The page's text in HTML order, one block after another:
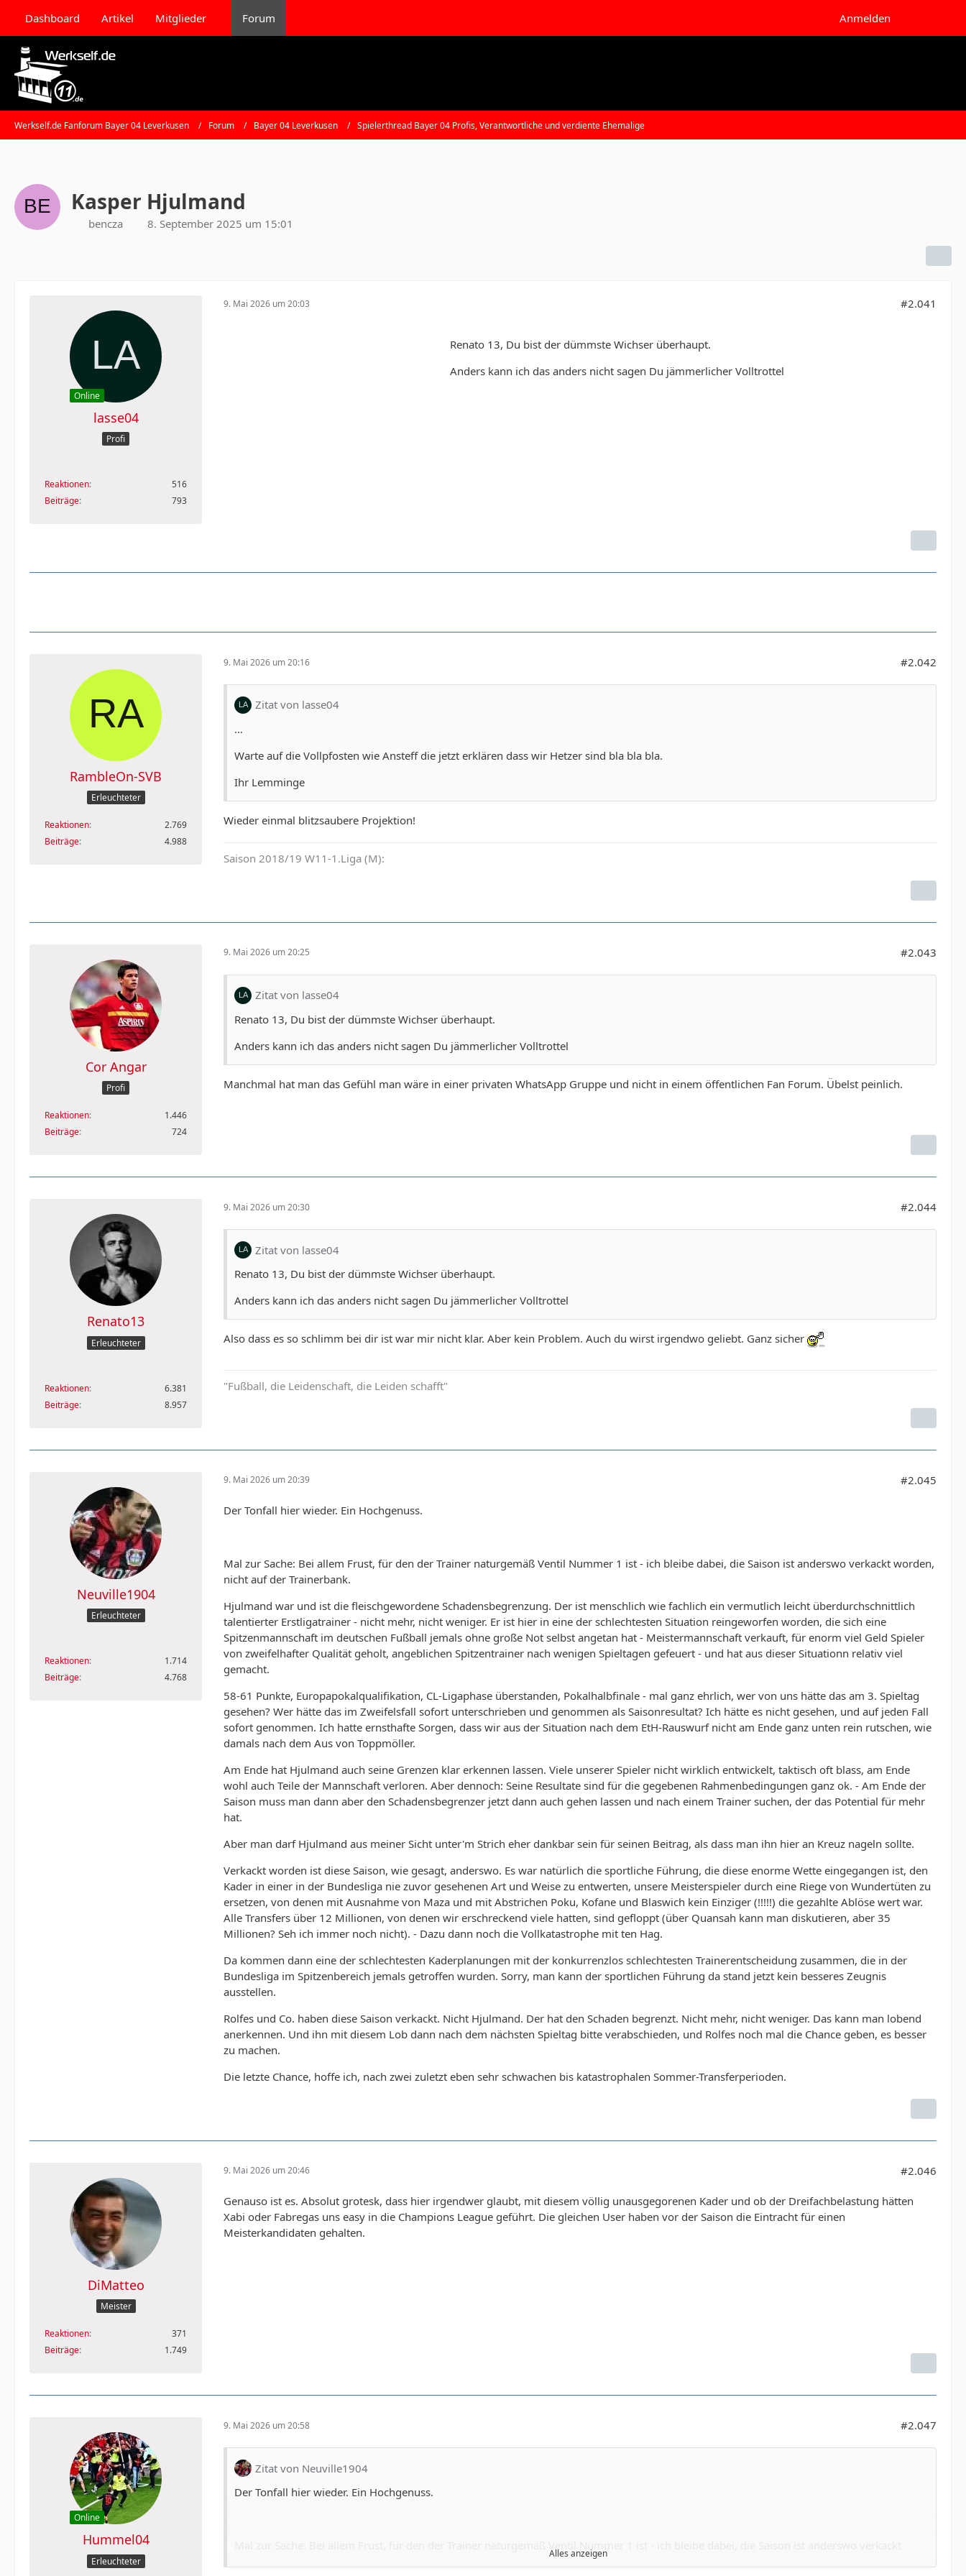
Dashboard Artikel Mitglieder Forum Anmelden
Werkself.de Fanforum Bayer 04 Leverkusen Forum Bayer 04 Leverkusen Spielerthread Bayer 04 Profis, Verantwortliche und verdiente Ehemalige
Kasper Hjulmand
bencza 8. September 2025 um 15:01
Online
lasse04
Profi
Reaktionen
516
Beiträge
793
9. Mai 2026 um 20:03 #2.041
Renato 13, Du bist der dümmste Wichser überhaupt.
Anders kann ich das anders nicht sagen Du jämmerlicher Volltrottel
RambleOn-SVB
Erleuchteter
Reaktionen
2.769
Beiträge
4.988
9. Mai 2026 um 20:16 #2.042
Zitat von lasse04
…
Warte auf die Vollpfosten wie Ansteff die jetzt erklären dass wir Hetzer sind bla bla bla.
Ihr Lemminge
Wieder einmal blitzsaubere Projektion!
Saison 2018/19 W11-1.Liga (M):
Cor Angar
Profi
Reaktionen
1.446
Beiträge
724
9. Mai 2026 um 20:25 #2.043
Zitat von lasse04
Renato 13, Du bist der dümmste Wichser überhaupt.
Anders kann ich das anders nicht sagen Du jämmerlicher Volltrottel
Manchmal hat man das Gefühl man wäre in einer privaten WhatsApp Gruppe und nicht in einem öffentlichen Fan Forum. Übelst peinlich.
Renato13
Erleuchteter
Reaktionen
6.381
Beiträge
8.957
9. Mai 2026 um 20:30 #2.044
Zitat von lasse04
Renato 13, Du bist der dümmste Wichser überhaupt.
Anders kann ich das anders nicht sagen Du jämmerlicher Volltrottel
Also dass es so schlimm bei dir ist war mir nicht klar. Aber kein Problem. Auch du wirst irgendwo geliebt. Ganz sicher
"Fußball, die Leidenschaft, die Leiden schafft"
Neuville1904
Erleuchteter
Reaktionen
1.714
Beiträge
4.768
9. Mai 2026 um 20:39 #2.045
Der Tonfall hier wieder. Ein Hochgenuss.
Mal zur Sache: Bei allem Frust, für den der Trainer naturgemäß Ventil Nummer 1 ist - ich bleibe dabei, die Saison ist anderswo verkackt worden,
nicht auf der Trainerbank.
Hjulmand war und ist die fleischgewordene Schadensbegrenzung. Der ist menschlich wie fachlich ein vermutlich leicht überdurchschnittlich
talentierter Erstligatrainer - nicht mehr, nicht weniger. Er ist hier in eine der schlechtesten Situation reingeworfen worden, die sich eine
Spitzenmannschaft im deutschen Fußball jemals ohne große Not selbst angetan hat - Meistermannschaft verkauft, für enorm viel Geld Spieler
von zweifelhafter Qualität geholt, angeblichen Spitzentrainer nach wenigen Spieltagen gefeuert - und hat aus dieser Situationn relativ viel
gemacht.
58-61 Punkte, Europapokalqualifikation, CL-Ligaphase überstanden, Pokalhalbfinale - mal ganz ehrlich, wer von uns hätte das am 3. Spieltag
gesehen? Wer hätte das im Zweifelsfall sofort unterschrieben und genommen als Saisonresultat? Ich hätte es nicht gesehen, und auf jeden Fall
sofort genommen. Ich hatte ernsthafte Sorgen, dass wir aus der Situation nach dem EtH-Rauswurf nicht am Ende ganz unten rein rutschen, wie
damals nach dem Aus von Toppmöller.
Am Ende hat Hjulmand auch seine Grenzen klar erkennen lassen. Viele unserer Spieler nicht wirklich entwickelt, taktisch oft blass, am Ende
wohl auch Teile der Mannschaft verloren. Aber dennoch: Seine Resultate sind für die gegebenen Rahmenbedingungen ganz ok. - Am Ende der
Saison muss man dann aber den Schadensbegrenzer jetzt dann auch gehen lassen und nach einem Trainer suchen, der das Potential für mehr
hat.
Aber man darf Hjulmand aus meiner Sicht unter'm Strich eher dankbar sein für seinen Beitrag, als dass man ihn hier an Kreuz nageln sollte.
Verkackt worden ist diese Saison, wie gesagt, anderswo. Es war natürlich die sportliche Führung, die diese enorme Wette eingegangen ist, den
Kader in einer in der Bundesliga nie zuvor gesehenen Art und Weise zu entwerten, unsere Meisterspieler durch eine Riege von Wundertüten zu
ersetzen, von denen mit Ausnahme von Maza und mit Abstrichen Poku, Kofane und Blaswich kein Einziger (!!!!!) die gezahlte Ablöse wert war.
Alle Transfers über 12 Millionen, von denen wir erschreckend viele hatten, sind gefloppt (über Quansah kann man diskutieren, aber 35
Millionen? Seh ich immer noch nicht). - Dazu dann noch die Vollkatastrophe mit ten Hag.
Da kommen dann eine der schlechtesten Kaderplanungen mit der konkurrenzlos schlechtesten Trainerentscheidung zusammen, die in der
Bundesliga im Spitzenbereich jemals getroffen wurden. Sorry, man kann der sportlichen Führung da stand jetzt kein besseres Zeugnis
ausstellen.
Rolfes und Co. haben diese Saison verkackt. Nicht Hjulmand. Der hat den Schaden begrenzt. Nicht mehr, nicht weniger. Das kann man lobend
anerkennen. Und ihn mit diesem Lob dann nach dem nächsten Spieltag bitte verabschieden, und Rolfes noch mal die Chance geben, es besser
zu machen.
Die letzte Chance, hoffe ich, nach zwei zuletzt eben sehr schwachen bis katastrophalen Sommer-Transferperioden.
DiMatteo
Meister
Reaktionen
371
Beiträge
1.749
9. Mai 2026 um 20:46 #2.046
Genauso ist es. Absolut grotesk, dass hier irgendwer glaubt, mit diesem völlig unausgegorenen Kader und ob der Dreifachbelastung hätten
Xabi oder Fabregas uns easy in die Champions League geführt. Die gleichen User haben vor der Saison die Eintracht für einen
Meisterkandidaten gehalten.
Online
Hummel04
Erleuchteter
9. Mai 2026 um 20:58 #2.047
Zitat von Neuville1904
Der Tonfall hier wieder. Ein Hochgenuss.
Alles anzeigen